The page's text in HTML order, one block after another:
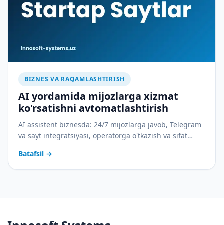
BIZNES VA RAQAMLASHTIRISH
AI yordamida mijozlarga xizmat
ko'rsatishni avtomatlashtirish
AI assistent biznesda: 24/7 mijozlarga javob, Telegram
va sayt integratsiyasi, operatorga o'tkazish va sifat
Batafsil →